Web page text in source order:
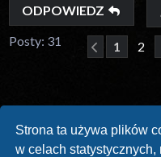
Strona ta używa plików
w celach statystycznych,
ODPOWIEDZ
Posty: 31
1 2